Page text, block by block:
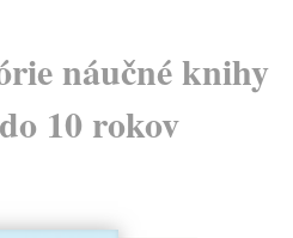
náučné knihy
10 rokov